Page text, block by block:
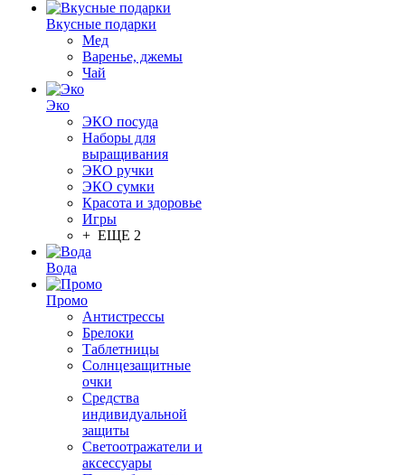
Вкусные подарки
Мед
Варенье, джемы
Чай
Эко
ЭКО посуда
Наборы для
выращивания
ЭКО ручки
ЭКО сумки
Красота и здоровье
Игры
+ ЕЩЕ 2
Вода
Промо
Антистрессы
Брелоки
Таблетницы
Солнцезащитные
очки
Средства
индивидуальной
защиты
Светоотражатели и
аксессуары